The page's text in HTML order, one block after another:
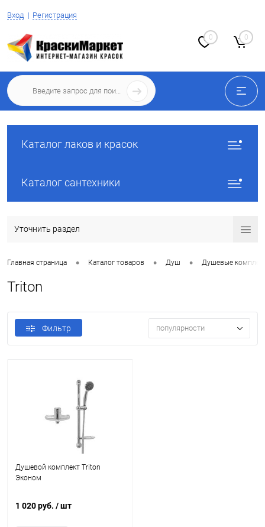
Вход Регистрация
0 0
Каталог лаков и красок
Каталог сантехники
Уточнить раздел
Главная страница • Каталог товаров • Душ • Душевые
Triton
Фильтр популярности
Душевой комплект Triton
Эконом
1 020 руб. / шт